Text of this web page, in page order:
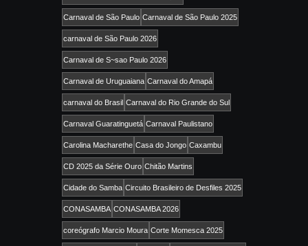
Carnaval de São Paulo Carnaval de São Paulo 2025
carnaval de São Paulo 2026
Carnaval de S~sao Paulo 2026
Carnaval de Uruguaiana Carnaval do Amapá
carnaval do Brasil Carnaval do Rio Grande do Sul
Carnaval Guaratinguetá Carnaval Paulistano
Carolina Macharethe Casa do Jongo Caxambu
CD 2025 da Série Ouro Chitão Martins
Cidade do Samba Circuito Brasileiro de Desfiles 2025
CONASAMBA CONASAMBA 2026
coreógrafo Marcio Moura Corte Momesca 2025